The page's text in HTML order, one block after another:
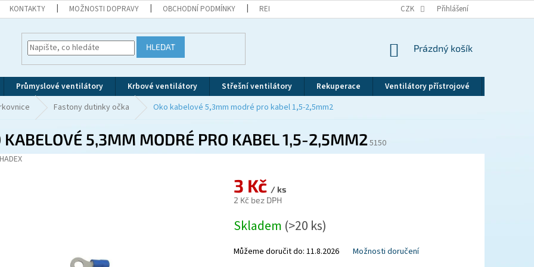
KONTAKTY MOŽNOSTI DOPRAVY OBCHODNÍ PODMÍNKY REKLAMAČNÍ ŘÁD ZÁSADY OCHRANY OSOBNÍCH
CZK Přihlášení
HLEDAT
NÁKUPNÍ
Prázdný košík
Průmyslové ventilátory Krbové ventilátory Střešní ventilátory Rekuperace Ventilátory přístrojové
Fastony dutinky očka Oko kabelové 5,3mm modré pro kabel 1,5-2,5mm2
KABELOVÉ 5,3MM MODRÉ PRO KABEL 1,5-2,5MM25150
HADEX
3 Kč / ks
2 Kč bez DPH
cena:
Skladem (>20 ks)
Můžeme doručit do: 11.8.2026 Možnosti doručení